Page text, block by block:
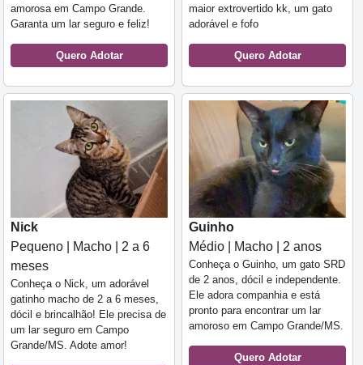
amorosa em Campo Grande.
Garanta um lar seguro e feliz!
Quero Adotar
maior extrovertido kk, um gato
adorável e fofo
Quero Adotar
Nick
Pequeno | Macho | 2 a 6
meses
Conheça o Nick, um adorável
gatinho macho de 2 a 6 meses,
dócil e brincalhão! Ele precisa de
um lar seguro em Campo
Grande/MS. Adote amor!
Guinho
Médio | Macho | 2 anos
Conheça o Guinho, um gato SRD
de 2 anos, dócil e independente.
Ele adora companhia e está
pronto para encontrar um lar
amoroso em Campo Grande/MS.
Quero Adotar